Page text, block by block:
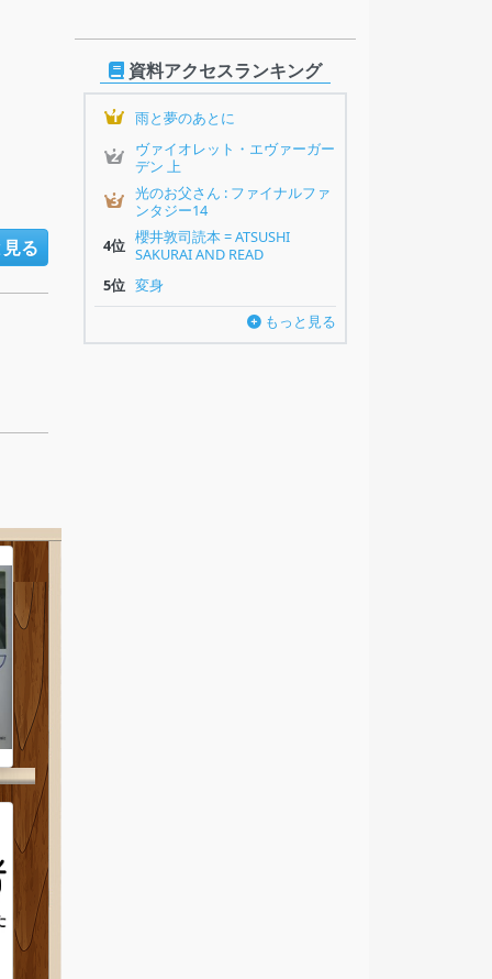
る
資料アクセスランキング
1
雨と夢のあとに
2
ヴァイオレット・エヴァーガー
デン 上
3
光のお父さん : ファイナルファ
ンタジー14
4位 櫻井敦司読本 = ATSUSHI
SAKURAI AND READ
5位 変身
もっと見る